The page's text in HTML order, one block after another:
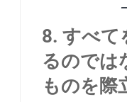
8. すべて
るのでは
ものを際